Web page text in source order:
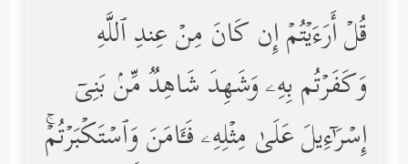
قُلۡ أَرَءَیۡتُمۡ إِن كَانَ مِنۡ عِندِ ٱللَّهِ
وَكَفَرۡتُم بِهِۦ وَشَهِدَ شَاهِدࣱ مِّنۢ بَنِیۤ
إِسۡرَ ٰ⁠ۤءِیلَ عَلَىٰ مِثۡلِهِۦ فَـَٔامَنَ وَٱسۡتَكۡبَرۡتُمۡۚ